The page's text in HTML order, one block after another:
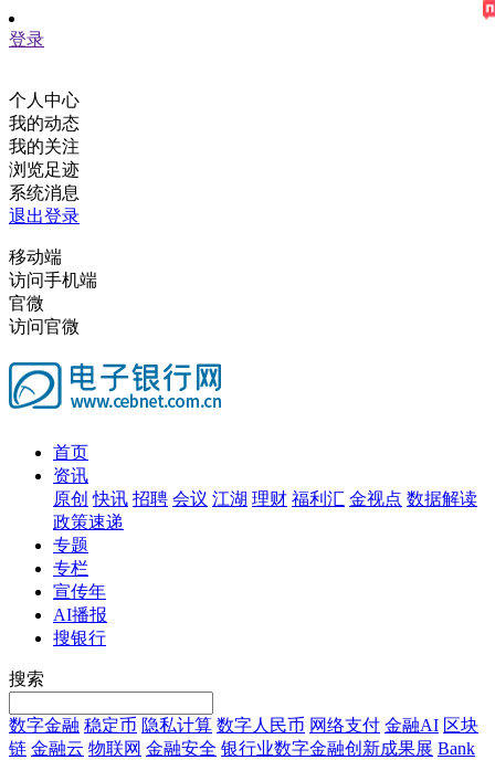
登录
个人中心
我的动态
我的关注
浏览足迹
系统消息
退出登录
移动端
访问手机端
官微
访问官微
首页
资讯
原创 快讯 招聘 会议 江湖 理财 福利汇 金视点 数据解读
政策速递
专题
专栏
宣传年
AI播报
搜银行
搜索
数字金融 稳定币 隐私计算 数字人民币 网络支付 金融AI 区块
链 金融云 物联网 金融安全 银行业数字金融创新成果展 Bank